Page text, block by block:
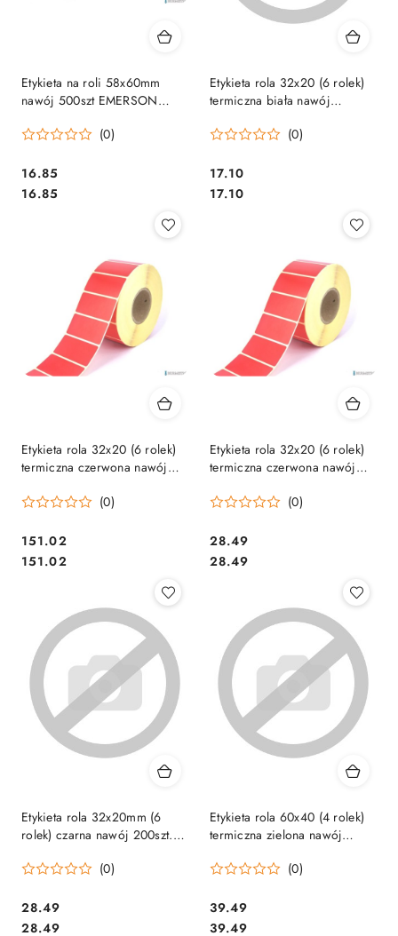
Etykieta na roli 58x60mm
nawój 500szt EMERSON
(0)
Cena:
16.85
Cena:
16.85
Etykieta rola 32x20 (6 rolek)
termiczna biała nawój
(0)
Cena:
17.10
Cena:
17.10
Etykieta rola 32x20 (6 rolek)
termiczna czerwona nawój
(0)
Cena:
151.02
Cena:
151.02
Etykieta rola 32x20 (6 rolek)
termiczna czerwona nawój
(X)
(0)
Cena:
28.49
Cena:
28.49
Etykieta rola 32x20mm (6
rolek) czarna nawój 200szt.
(0)
Cena:
28.49
Cena:
28.49
Etykieta rola 60x40 (4 rolek)
termiczna zielona nawój
(0)
Cena:
39.49
Cena:
39.49